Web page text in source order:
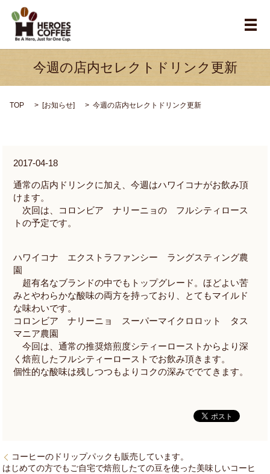
メ
今週の店内セレクトドリンク更新
TOP [お知らせ] 今週の店内セレクトドリンク更新
2017-04-18
通常の店内ドリンクに加え、今週はハワイコナがお飲み頂
けます。
次回は、コロンビア ナリーニョの フルシティロース
トの予定です。
ハワイコナ エクストラファンシー ラングスティング農
園
超有名なブランドの中でもトップグレード。ほどよい苦
みとやわらかな酸味の両方を持っており、とてもマイルド
な味わいです。
コロンビア ナリーニョ スーパーマイクロロット タス
マニア農園
今回は、通常の推奨焙煎度シティーローストからより深
く焙煎したフルシティーローストでお飲み頂きます。
個性的な酸味は残しつつもよりコクの深みででてきます。
コーヒーのドリップパックも販売しています。
はじめての方でもご自宅で焙煎したての豆を使った美味しいコーヒ